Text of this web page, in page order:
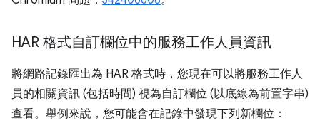
HAR 格式自訂欄位中的服務工作人員資訊
將網路記錄匯出為 HAR 格式時，您現在可以將服務工作人
員的相關資訊 (包括時間) 視為自訂欄位 (以底線為前置字串)
查看。舉例來說，您可能會在記錄中發現下列新欄位：